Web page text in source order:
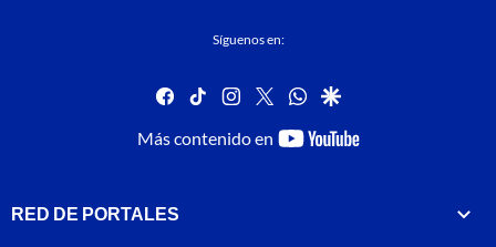
Síguenos en:
facebook
tiktok instagram
twitterwhatsapp
google
Más contenido en
youtube-
RED DE PORTALES